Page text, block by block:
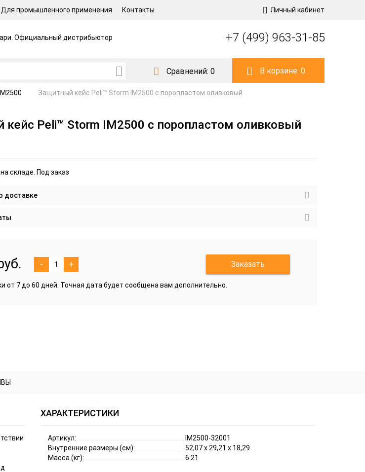
Для промышленного применения Контакты Личный кабинет
Официальный дистрибьютор +7 (499) 963-31-85
Сравнений: 0 В корзине:0
Защитный кейс Peli™ Storm IM2500 с поропластом оливковый
Peli™ Storm IM2500 с поропластом оливковый
складе. Под заказ
доставке
- + Заказать
от 7 до 60 дней. Точная дата будет сообщена вам дополнительно.
ХАРАКТЕРИСТИКИ
Артикул:
IM2500-32001
Внутренние размеры (см):
52,07 x 29,21 x 18,29
Масса (кг):
6.21